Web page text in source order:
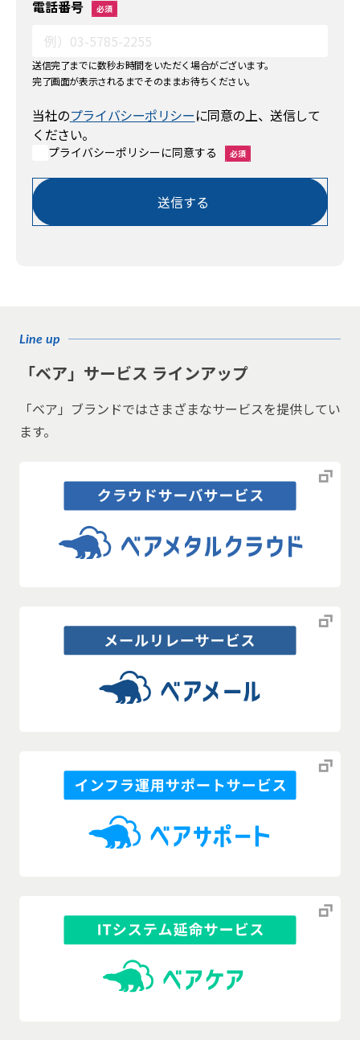
電話番号 必須
送信完了までに数秒お時間をいただく場合がございます。
完了画面が表示されるまでそのままお待ちください。
当社のプライバシーポリシーに同意の上、送信して
ください。
プライバシーポリシーに同意する 必須
Line up
「ベア」サービス ラインアップ
「ベア」ブランドではさまざまなサービスを提供してい
ます。